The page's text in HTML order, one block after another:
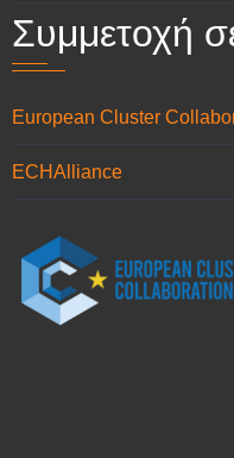
Συμμετοχή
European Cluster
ECHAlliance